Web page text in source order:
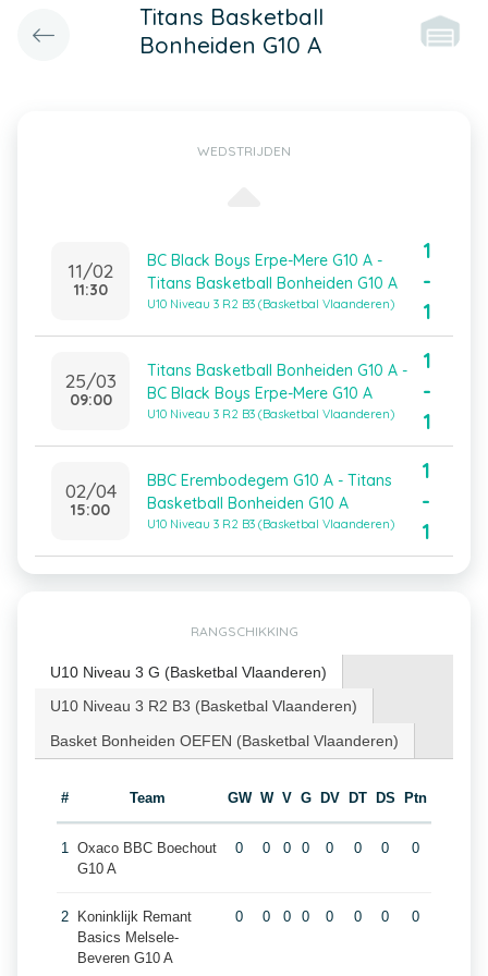
Titans Basketball
Bonheiden G10 A
WEDSTRIJDEN
11/02
11:30
BC Black Boys Erpe-Mere G10 A -
Titans Basketball Bonheiden G10 A
U10 Niveau 3 R2 B3 (Basketbal Vlaanderen)
1
-
1
25/03
09:00
Titans Basketball Bonheiden G10 A -
BC Black Boys Erpe-Mere G10 A
U10 Niveau 3 R2 B3 (Basketbal Vlaanderen)
1
-
1
02/04
15:00
BBC Erembodegem G10 A - Titans
Basketball Bonheiden G10 A
U10 Niveau 3 R2 B3 (Basketbal Vlaanderen)
1
-
1
RANGSCHIKKING
U10 Niveau 3 G (Basketbal Vlaanderen)
U10 Niveau 3 R2 B3 (Basketbal Vlaanderen)
Basket Bonheiden OEFEN (Basketbal Vlaanderen)
# Team GW W V G DV DT DS Ptn
1 Oxaco BBC Boechout
G10 A
0 0 0 0 0 0 0 0
2
Koninklijk Remant
Basics Melsele-
Beveren G10 A
0 0 0 0 0 0 0 0